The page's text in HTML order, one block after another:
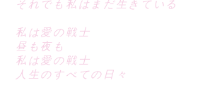
それでも私はまだ生きている
私は愛の戦士
昼も夜も
私は愛の戦士
人生のすべての日々